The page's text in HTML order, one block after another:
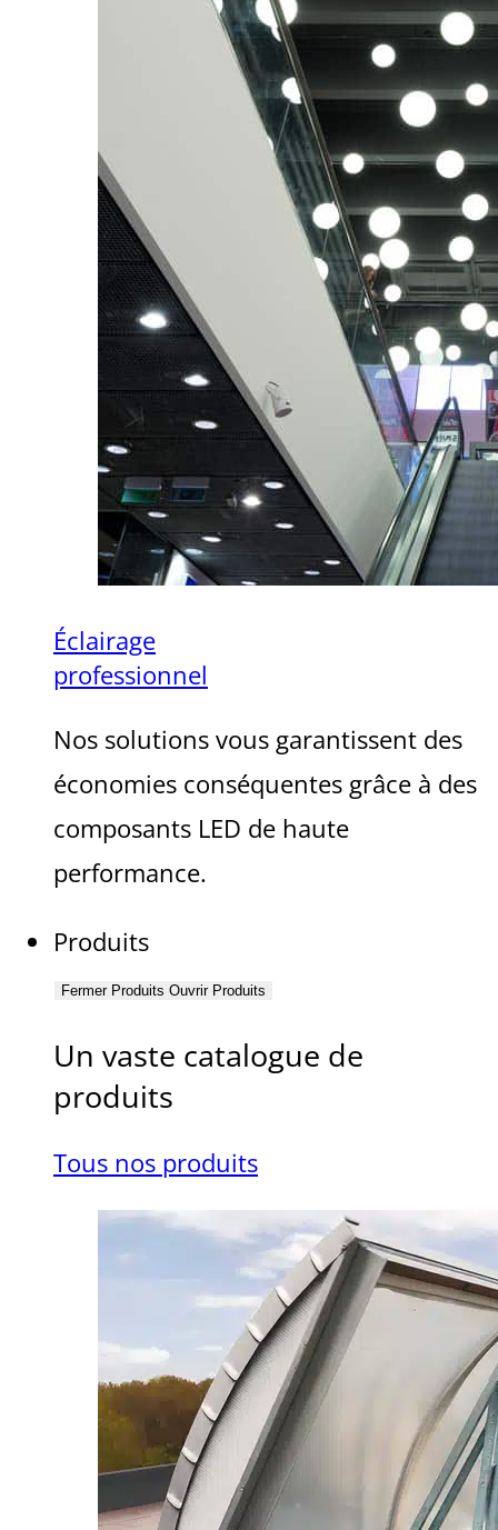
Éclairage
professionnel
Nos solutions vous garantissent des
économies conséquentes grâce à des
composants LED de haute
performance.
Produits
Fermer Produits Ouvrir Produits
Un vaste catalogue de
produits
Tous nos produits